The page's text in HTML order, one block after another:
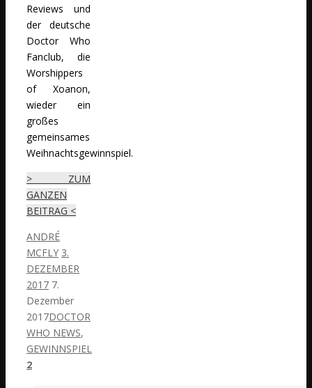
Reviews​ und
der deutsche
Doctor Who
Fanclub, die
Worshippers
of Xoanon​,
wieder ein
großes
gemeinsames
Weihnachtsgewinnspiel.
> ZUM
GANZEN
BEITRAG <
ANDRÉ
MCFLY 3.
DEZEMBER
2017 7.
Dezember
2017DOCTOR
WHO NEWS,
GEWINNSPIEL
2